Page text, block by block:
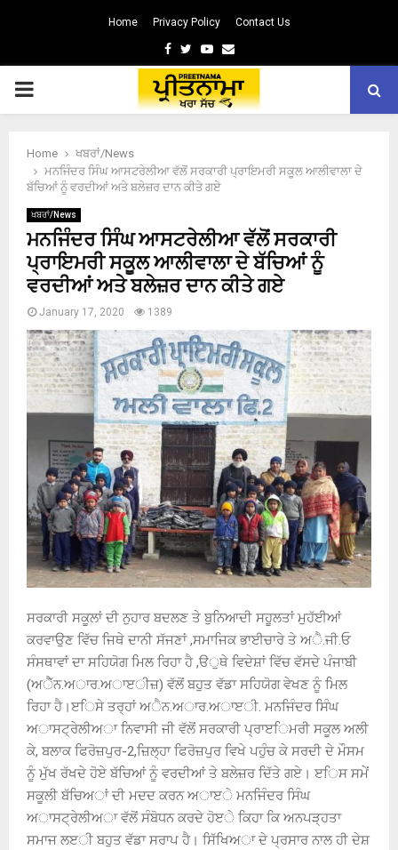
Home Privacy Policy Contact Us
Facebook
TwitterYoutube
Email
PRIMARY
Home
ਖਬਰਾਂ/News
ਮਨਜਿੰਦਰ ਸਿੰਘ ਆਸਟਰੇਲੀਆ ਵੱਲੋਂ ਸਰਕਾਰੀ ਪ੍ਰਾਇਮਰੀ ਸਕੂਲ ਆਲੀਵਾਲਾ ਦੇ
ਬੱਚਿਆਂ ਨੂੰ ਵਰਦੀਆਂ ਅਤੇ ਬਲੇਜ਼ਰ ਦਾਨ ਕੀਤੇ ਗਏ
ਖਬਰਾਂ/News
ਮਨਜਿੰਦਰ ਸਿੰਘ ਆਸਟਰੇਲੀਆ ਵੱਲੋਂ ਸਰਕਾਰੀ
ਪ੍ਰਾਇਮਰੀ ਸਕੂਲ ਆਲੀਵਾਲਾ ਦੇ ਬੱਚਿਆਂ ਨੂੰ
ਵਰਦੀਆਂ ਅਤੇ ਬਲੇਜ਼ਰ ਦਾਨ ਕੀਤੇ ਗਏ
January 17, 2020 1389
ਸਰਕਾਰੀ ਸਕੂਲਾਂ ਦੀ ਨੁਹਾਰ ਬਦਲਣ ਤੇ ਬੁਨਿਆਦੀ ਸਹੂਲਤਾਂ ਮੁਹੱਈਆਂ
ਕਰਵਾਉਣ ਵਿੱਚ ਜਿਥੇ ਦਾਨੀ ਸੱਜਣਾਂ ,ਸਮਾਜਿਕ ਭਾਈਚਾਰੇ ਤੇ ਅੈ.ਜੀ.ਓ
ਸੰਸਥਾਵਾਂ ਦਾ ਸਹਿਯੋਗ ਮਿਲ ਰਿਹਾ ਹੈ ,ੳੁਥੇ ਵਿਦੇਸ਼ਾਂ ਵਿੱਚ ਵੱਸਦੇ ਪੰਜਾਬੀ
(ਅੈੱਨ.ਅਾਰ.ਅਾੲੀਜ਼) ਵੱਲੋਂ ਬਹੁਤ ਵੱਡਾ ਸਹਿਯੋਗ ਵੇਖਣ ਨੂੰ ਮਿਲ
ਰਿਹਾ ਹੈ।ੲਿਸੇ ਤਰ੍ਹਾਂ ਅੈਨ.ਅਾਰ.ਅਾੲੀ. ਮਨਜਿੰਦਰ ਸਿੰਘ
ਅਾਸਟ੍ਰੇਲੀਅਾ ਨਿਵਾਸੀ ਜੀ ਵੱਲੋਂ ਸਰਕਾਰੀ ਪ੍ਰਾੲਿਮਰੀ ਸਕੂਲ ਅਲੀ
ਕੇ, ਬਲਾਕ ਫਿਰੋਜ਼ਪੁਰ-2,ਜ਼ਿਲ੍ਹਾ ਫਿਰੋਜ਼ਪੁਰ ਵਿਖੇ ਪਹੁੰਚ ਕੇ ਸਰਦੀ ਦੇ ਮੌਸਮ
ਨੂੰ ਮੁੱਖ ਰੱਖਦੇ ਹੋਏ ਬੱਚਿਆਂ ਨੂੰ ਵਰਦੀਆਂ ਤੇ ਬਲੇਜ਼ਰ ਦਿੱਤੇ ਗਏ। ੲਿਸ ਸਮੇਂ
ਸਕੂਲੀ ਬੱਚਿਅਾਂ ਦੀ ਮਦਦ ਕਰਨ ਅਾੲੇ ਮਨਜਿੰਦਰ ਸਿੰਘ
ਅਾਸਟ੍ਰੇਲੀਅਾ ਵੱਲੋਂ ਸੰਬੋਧਨ ਕਰਦੇ ਹੋੲੇ ਕਿਹਾ ਕਿ ਅਨਪੜ੍ਹਤਾ
ਸਮਾਜ ਲੲੀ ਬਹੁਤ ਵੱਡਾ ਸਰਾਪ ਹੈ। ਸਿੱਖਿਅਾ ਦੇ ਪ੍ਰਸਾਰ ਨਾਲ ਹੀ ਦੇਸ਼